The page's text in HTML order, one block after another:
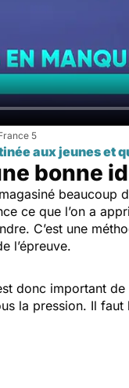
5
aux jeunes et
bonne
ce que l’on a
C’est une
l’épreuve.
donc important
la pression. Il